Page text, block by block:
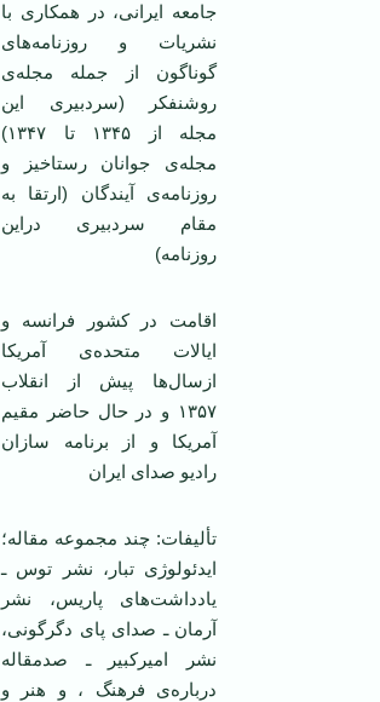
جامعه ایرانی، در همکاری با
نشریات و روزنامه‌های
گوناگون از جمله مجله‌ی
روشنفکر (سردبیری این
مجله از ۱۳۴۵ تا ۱۳۴۷)
مجله‌ی جوانان رستاخیز و
روزنامه‌ی آیندگان (ارتقا به
مقام سردبیری دراین
روزنامه)
اقامت در کشور فرانسه و
ایالات متحده‌ی آمریکا
ازسال‌ها پیش از انقلاب
۱۳۵۷ و در حال حاضر مقیم
آمریکا و از برنامه سازان
رادیو صدای ایران
تألیفات: چند مجموعه مقاله؛
ایدئولوژی تبار، نشر توس ـ
یادداشت‌های پاریس، نشر
آرمان ـ صدای پای دگرگونی،
نشر امیرکبیر ـ صدمقاله
درباره‌ی فرهنگ ، و هنر و